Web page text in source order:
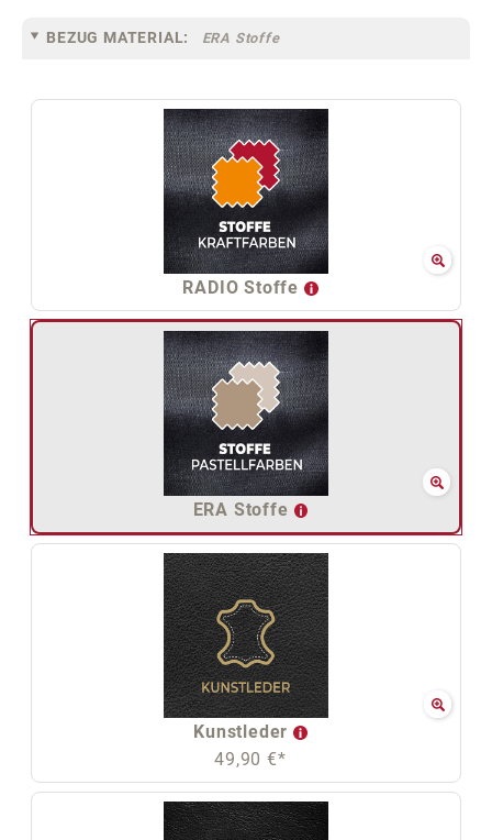
BEZUG MATERIAL: ERA Stoffe
RADIO Stoffe
ERA Stoffe
Kunstleder
49,90 €*